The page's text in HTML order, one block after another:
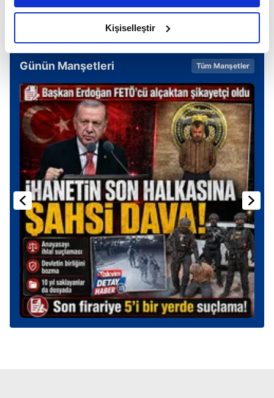
amacımızın size daha iyi bir reklam deneyimi sunmak
olduğunu ve sizlere en iyi içerikleri sunabilmek adına
elimizden gelen çabayı gösterdiğimizi ve bu noktada,
reklamların maliyetlerimizi karşılamak noktasında tek gelir
kalemimiz olduğunu sizlere hatırlatmak isteriz.
Her halükârda, kullanıcılar, bu çerezlere izin vermedikleri
takdirde, kullanıcılara hedefli reklamlar
gösterilmeyecektir."
Sizlere daha iyi bir hizmet sunabilmek için İnternet
Sitemizde kendimize ve üçüncü kişilere ait çerezler
kullanılmaktadır. Bu çerezler vasıtasıyla çeşitli kişisel
verileriniz işlenmekte olup gerekli olan çerezler bilgi
toplumu hizmetlerinin sunulması amacıyla
kullanılmaktadır. Diğer çerezler, sitemizin daha işlevsel
kılınması ve kişiselleştirilmesi ve sizlere yönelik
reklam/pazarlama faaliyetlerinin yapılması, amaçlarıyla
sınırlı olarak açık rızanız dahilinde kullanılacaktır.
Çerezlere ilişkin tercihlerinizi aşağıda yer alan panel
vasıtasıyla belirleyebilirsiniz. Çerezlere ilişkin detaylı bilgi
Kişiselleştir
Günün Manşetleri Tüm Manşetler